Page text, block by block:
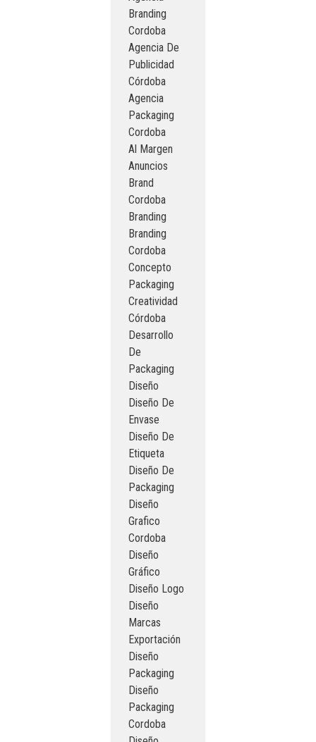
Branding
Cordoba
Agencia De
Publicidad
Córdoba
Agencia
Packaging
Cordoba
Al Margen
Anuncios
Brand
Cordoba
Branding
Branding
Cordoba
Concepto
Packaging
Creatividad
Córdoba
Desarrollo
De
Packaging
Diseño
Diseño De
Envase
Diseño De
Etiqueta
Diseño De
Packaging
Diseño
Grafico
Cordoba
Diseño
Gráfico
Diseño Logo
Diseño
Marcas
Exportación
Diseño
Packaging
Diseño
Packaging
Cordoba